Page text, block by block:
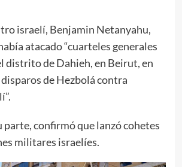
israelí, Benjamin Netanyahu,
atacado “cuarteles generales
distrito de Dahieh, en Beirut, en
de Hezbolá contra
parte, confirmó que lanzó cohetes
militares israelíes.